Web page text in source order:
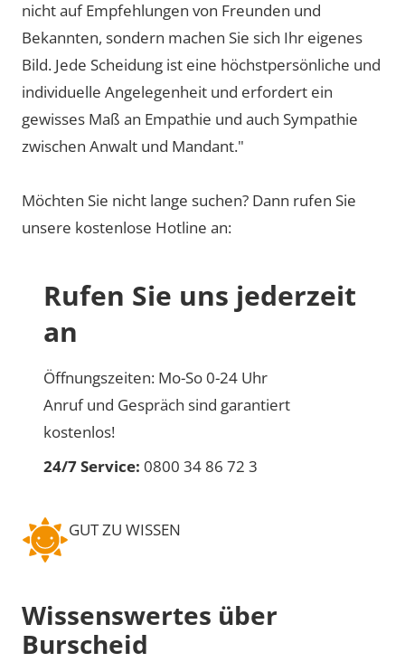
nicht auf Empfehlungen von Freunden und
Bekannten, sondern machen Sie sich Ihr eigenes
Bild. Jede Scheidung ist eine höchstpersönliche und
individuelle Angelegenheit und erfordert ein
gewisses Maß an Empathie und auch Sympathie
zwischen Anwalt und Mandant."
Möchten Sie nicht lange suchen? Dann rufen Sie
unsere kostenlose Hotline an:
Rufen Sie uns jederzeit
an
Öffnungszeiten: Mo-So 0-24 Uhr
Anruf und Gespräch sind garantiert
kostenlos!
24/7 Service: 0800 34 86 72 3
GUT ZU WISSEN
Wissenswertes über
Burscheid